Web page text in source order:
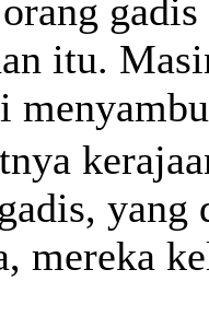
itu.
yang
mereka